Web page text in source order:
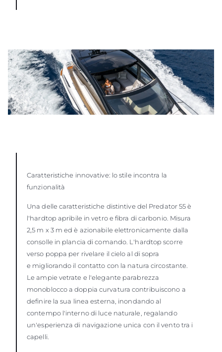
Caratteristiche innovative: lo stile incontra la
funzionalità
Una delle caratteristiche distintive del Predator 55 è
l'hardtop apribile in vetro e fibra di carbonio. Misura
2,5 m x 3 m ed è azionabile elettronicamente dalla
consolle in plancia di comando. L'hardtop scorre
verso poppa per rivelare il cielo al di sopra
e migliorando il contatto con la natura circostante.
Le ampie vetrate e l'elegante parabrezza
monoblocco a doppia curvatura contribuiscono a
definire la sua linea esterna, inondando al
contempo l'interno di luce naturale, regalando
un'esperienza di navigazione unica con il vento tra i
capelli.